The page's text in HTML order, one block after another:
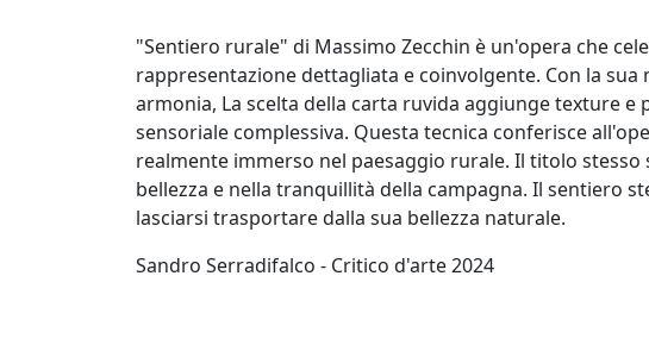
Mattia
Barone
Maria
Basile
"Sentiero rurale" di Massimo Zecchin è un'opera che
rappresentazione dettagliata e coinvolgente. Con la
armonia, La scelta della carta ruvida aggiunge texture
sensoriale complessiva. Questa tecnica conferisce
realmente immerso nel paesaggio rurale. Il titolo
bellezza e nella tranquillità della campagna. Il sentiero
lasciarsi trasportare dalla sua bellezza naturale.
​Sandro Serradifalco - Critico d'arte 2024